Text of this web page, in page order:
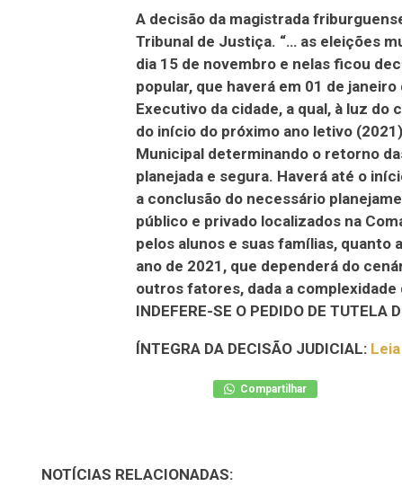
A decisão da magistrada
Tribunal de Justiça. “… as eleições
dia 15 de novembro e nelas ficou
popular, que haverá em 01 de
Executivo da cidade, a qual, à luz
do início do próximo ano letivo
Municipal determinando o retorno
planejada e segura. Haverá até o
a conclusão do necessário
público e privado localizados na
pelos alunos e suas famílias, quanto
ano de 2021, que dependerá do
outros fatores, dada a
INDEFERE-SE O PEDIDO DE TUTELA
ÍNTEGRA DA DECISÃO JUDICIAL:
Compartilhar
NOTÍCIAS RELACIONADAS: